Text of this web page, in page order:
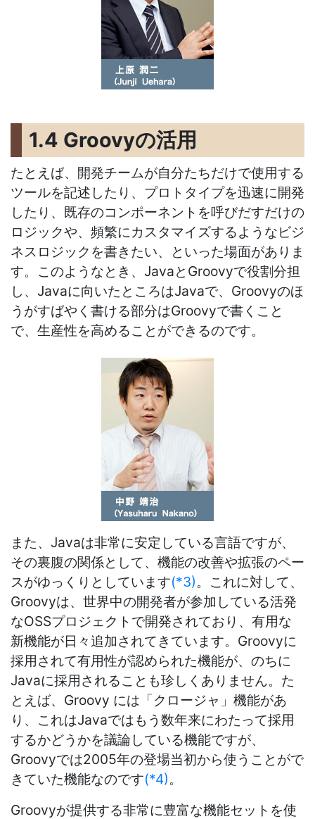
1.4 Groovyの活用
たとえば、開発チームが自分たちだけで使用する
ツールを記述したり、プロトタイプを迅速に開発
したり、既存のコンポーネントを呼びだすだけの
ロジックや、頻繁にカスタマイズするようなビジ
ネスロジックを書きたい、といった場面がありま
す。このようなとき、JavaとGroovyで役割分担
し、Javaに向いたところはJavaで、Groovyのほ
うがすばやく書ける部分はGroovyで書くこと
で、生産性を高めることができるのです。
また、Javaは非常に安定している言語ですが、
その裏腹の関係として、機能の改善や拡張のペー
スがゆっくりとしています(*3)。これに対して、
Groovyは、世界中の開発者が参加している活発
なOSSプロジェクトで開発されており、有用な
新機能が日々追加されてきています。Groovyに
採用されて有用性が認められた機能が、のちに
Javaに採用されることも珍しくありません。た
とえば、Groovy には「クロージャ」機能があ
り、これはJavaではもう数年来にわたって採用
するかどうかを議論している機能ですが、
Groovyでは2005年の登場当初から使うことがで
きていた機能なのです(*4)。
Groovyが提供する非常に豊富な機能セットを使